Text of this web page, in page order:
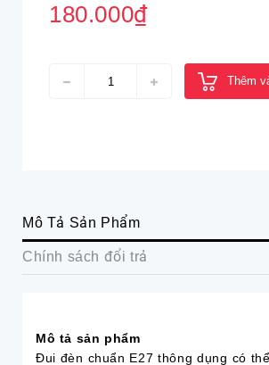
180.000₫
Thêm
Mô Tả Sản Phẩm
Chính sách đổi trả
Mô tả sản phẩm
Đui đèn chuẩn E27 thông dụng có